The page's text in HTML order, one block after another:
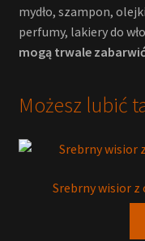
mydło, szampon,
perfumy, lakiery do
mogą trwale
Możesz lubić
Srebrny wisior